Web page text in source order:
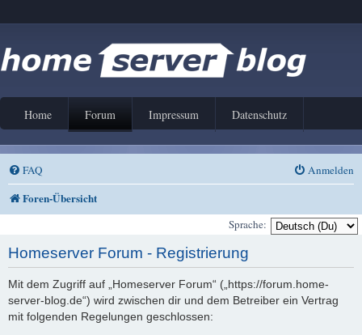
Home Forum Impressum Datenschutz
FAQ Anmelden
Foren-Übersicht
Sprache:
Homeserver Forum - Registrierung
Mit dem Zugriff auf „Homeserver Forum“ („https://forum.home-
server-blog.de“) wird zwischen dir und dem Betreiber ein Vertrag
mit folgenden Regelungen geschlossen: